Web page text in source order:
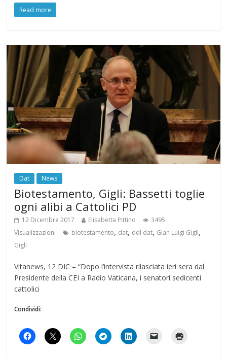
Read more
Dat News
Biotestamento, Gigli: Bassetti toglie
ogni alibi a Cattolici PD
12 Dicembre 2017 Elisabetta Pittino
3495
Visualizzazioni
biotestamento, dat, ddl dat, Gian Luigi Gigli,
Gigli
Vitanews, 12 DIC – “Dopo l’intervista rilasciata ieri sera dal
Presidente della CEI a Radio Vaticana, i senatori sedicenti
cattolici
Condividi: